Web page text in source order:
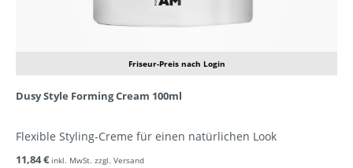
Friseur-Preis nach Login
Dusy Style Forming Cream 100ml
Flexible Styling-Creme für einen natürlichen Look
11,84 € inkl. MwSt. zzgl. Versand